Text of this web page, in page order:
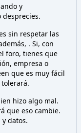
y
sin respetar las
. Si, con
foro, tienes que
empresa o
que es muy fácil
tolerará.
hizo algo mal.
que eso cambie.
datos.